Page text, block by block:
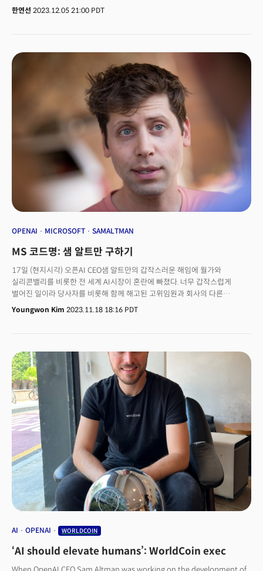
얼굴이나 이름, 소속이 나의 '아이덴티티(Identity: 정체성)'가 될 수 있을까?
아이덴티티 기술의 방향과 의미에 대해 발표했다.
한연선 2023.12.05 21:00 PDT
OPENAI MICROSOFT SAMALTMAN
MS 코드명: 샘 알트만 구하기
17일 (현지시각) 오픈AI CEO샘 알트만의 갑작스러운 해임에 월가와
실리콘밸리를 비롯한 전 세계 AI시장이 혼란에 빠졌다. 너무 갑작스럽게
벌어진 일이라 당사자를 비롯해 함께 해고된 고위임원과 회사의 다른
운영진들도 '쿠데타' 직전에 소식을 들었다고 한다.이런 가운데 오픈AI의 주요
투자자들이 ‘샘 알트만 구하기’ 작전에 나섰다고 월스트리트 저널은
이사회를 꾸리는 것을 원하고 있는 상황이다. 두 번째로, 오픈AI의 전
임직원들과 함께 새로운 회사를 꾸리는 것도 이미 논의 중이다. 소식통에
따르면 두 가지 카드 모두 고려 중이라고 한다. 조만간 두 가지 옵션 중 선택을
할 것으로 예측된다.주목할 만한 점은 오픈AI의 주요 투자자인
마이크로소프트와 쓰라이브 캐피털(Thrive Capital)이 샘
알트만의 오픈AI 복귀에 설립에 힘을 실어주고 있다는 것이다.
마이크로소프트는 오픈AI의 주요 투자자이며 130억 달러(한화 16조 9천억
원)를 투자한 바 있다. 쓰라이브 캐피털은 오픈AI의 2대 주주이다. 이 두
투자자들 이외에도 다른 오픈AI투자자들이 샘 알트만의 복귀를 지지하고
있다고 한다. 이들의 ‘샘 알트만 구하기’ 노력은 이번 이사회의 해임 결정은
투자자들에게 전혀 사전 공유가 되지 않은 내용들이었다는 것을 보여 준다.
그리고 투자자들은 여전히 샘 알트만의 영향력과 리더십을 믿고 있는 것이다.
갑작스러운 해임으로 인해 오픈AI의 리더십과 앞으로의 사업에 차질을
우려하고 있는 것이다. 주요 투자자들은 챗GPT가 지난해 11월부터 급격한
분노하고 있다.
Youngwon Kim 2023.11.18 18:16 PDT
AI OPENAI WORLDCOIN
‘AI should elevate humans’: WorldCoin exec